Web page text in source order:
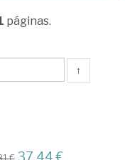
páginas.
↑
37,44 €